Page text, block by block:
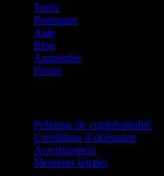
Tarifs
Partenaire
Aide
Blog
Apprendre
Presse
Politique de confidentialité
Conditions d’utilisation
Avertissement
Mentions légales